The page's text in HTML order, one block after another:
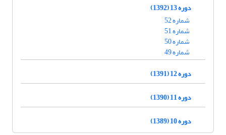
دوره 13 (1392)
شماره 52
شماره 51
شماره 50
شماره 49
دوره 12 (1391)
دوره 11 (1390)
دوره 10 (1389)